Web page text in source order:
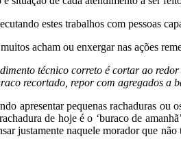
estes trabalhos com pessoas
acham ou enxergar nas ações
técnico correto é cortar ao
recortado, repor com agregados a
apresentar pequenas rachaduras ou
de hoje é o ‘buraco de
justamente naquele morador que